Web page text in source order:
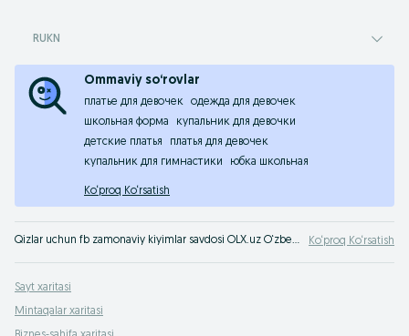
RUKN
Ommaviy so‘rovlar
платье для девочек
одежда для девочек
школьная форма
купальник для девочки
детские платья
платья для девочек
купальник для гимнастики
юбка школьная
Ko‘proq Ko‘rsatish
Qizlar uchun fb zamonaviy kiyimlar savdosi OLX.uz O‘zbekiston e‘lonlar taxtasida. Qizchalar uchun zamonaviy kiyimlar maqbul narxlarda OLX.uz! Ko‘proq Ko‘rsatish
Sayt xaritasi
Mintaqalar xaritasi